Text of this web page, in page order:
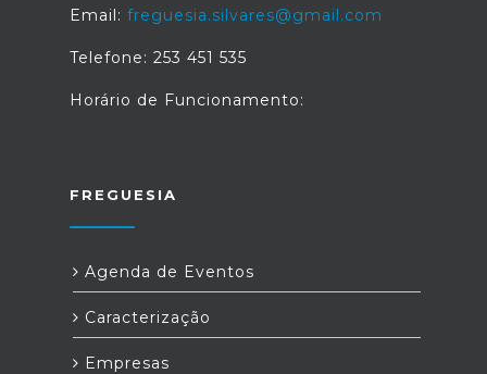
Email: freguesia.silvares@gmail.com
Telefone: 253 451 535
Horário de Funcionamento:
FREGUESIA
Agenda de Eventos
Caracterização
Empresas